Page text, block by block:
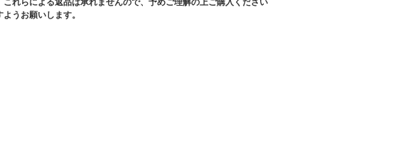
これらによる返品は承れませんので、予めご理解の上ご購入ください
ようお願いします。